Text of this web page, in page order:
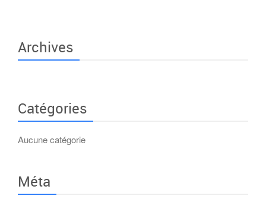
Archives
Catégories
Aucune catégorie
Méta